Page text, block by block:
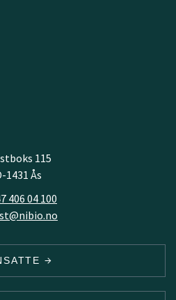
115
1431 Ås
406 04 100